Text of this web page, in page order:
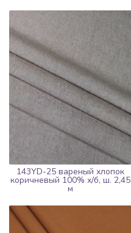
143YD-25 вареный хлопок
коричневый 100% х/б, ш. 2,45
м